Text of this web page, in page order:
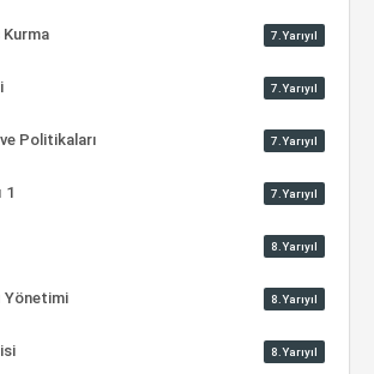
7.Yarıyıl
7.Yarıyıl
Politikaları 7.Yarıyıl
1 7.Yarıyıl
8.Yarıyıl
Yönetimi 8.Yarıyıl
8.Yarıyıl